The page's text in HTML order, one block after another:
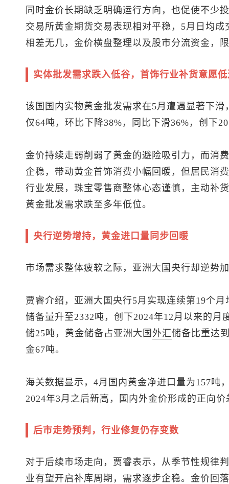
同时金价长期缺乏明确运行方向，也促使不少
交易所黄金期货交易表现相对平稳，5月日均
相差无几，金价横盘整理以及股市分流资金，
实体批发需求跌入低谷，首饰行业补货意愿
该国国内实物黄金批发需求在5月遭遇显著下
仅64吨，环比下降38%，同比下滑36%，创下
金价持续走弱削弱了黄金的避险吸引力，而消
企稳，带动黄金首饰消费小幅回暖，但居民消
行业发展，珠宝零售商整体心态谨慎，主动补
黄金批发需求跌至多年低位。
央行逆势增持，黄金进口量同步回暖
市场需求整体疲软之际，亚洲大国央行却逆势
贾睿介绍，亚洲大国央行5月实现连续第19个
储备量升至2332吨，创下2024年12月以来的
储25吨，黄金储备占亚洲大国 外汇储备比重达
金67吨。
海关数据显示，4月国内黄金净进口量为157吨
2024年3月之后新高，国内外金价形成的正向
后市走势预判，行业修复仍存变数
对于后续市场走向，贾睿表示，从季节性规律
业有望开启补库周期，需求逐步企稳。金价回